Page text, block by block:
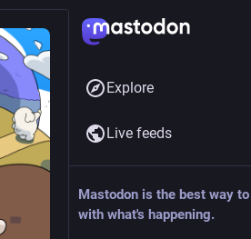
Explore
Live feeds
Mastodon is the best way
with what's happening.